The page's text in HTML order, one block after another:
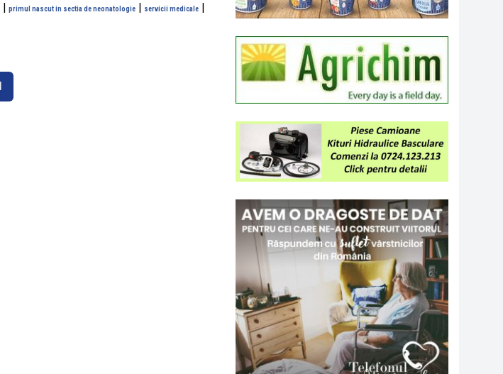
primul nascut in sectia de neonatologie| servicii medicale|